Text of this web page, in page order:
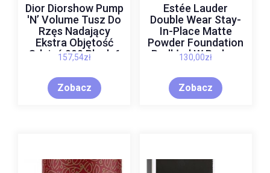
Dior Diorshow Pump
'N’ Volume Tusz Do
Rzęs Nadający
Ekstra Objętość
Odcień 090 Black 6
Ml
157,54zł
Zobacz
Estée Lauder
Double Wear Stay-
In-Place Matte
Powder Foundation
Podkład W Pudrze
Spf 10 Odcień
Pebble 12 G
130,00zł
Zobacz